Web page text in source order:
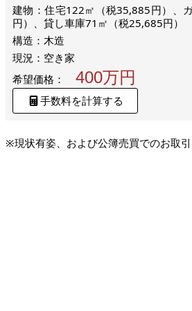
建物：住宅122㎡（税35,885円）、
円）、貸し車庫71㎡（税25,685円）
構造：木造
現況：空き家
希望価格：
400万円
手数料を計算する
※現状有姿、および公簿売買でのお取引